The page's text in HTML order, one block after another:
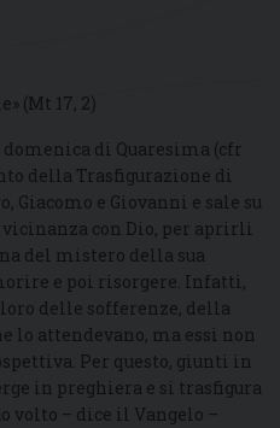
(Mt 17, 2)
domenica di Quaresima (cfr
della Trasfigurazione di
Giacomo e Giovanni e sale su
con Dio, per aprirli
del mistero della sua
e poi risorgere. Infatti,
delle sofferenze, della
lo attendevano, ma essi non
Per questo, giunti in
in preghiera e si trasfigura
volto – dice il Vangelo –